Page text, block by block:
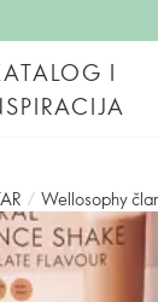
I
/ Wellosophy